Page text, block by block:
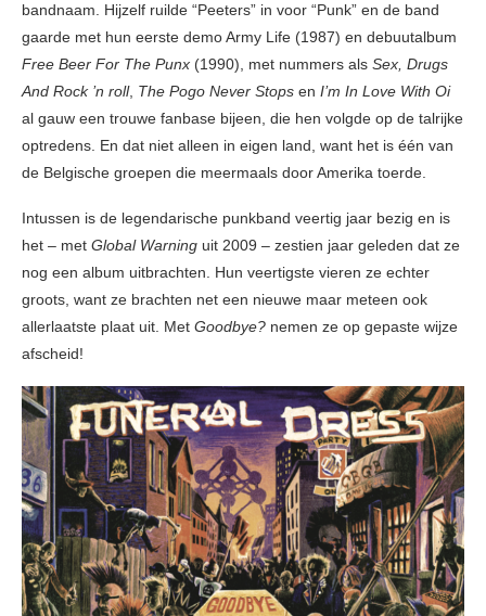
bandnaam. Hijzelf ruilde “Peeters” in voor “Punk” en de band
gaarde met hun eerste demo Army Life (1987) en debuutalbum
Free Beer For The Punx (1990), met nummers als Sex, Drugs
And Rock ’n roll, The Pogo Never Stops en I’m In Love With Oi
al gauw een trouwe fanbase bijeen, die hen volgde op de talrijke
optredens. En dat niet alleen in eigen land, want het is één van
de Belgische groepen die meermaals door Amerika toerde.
Intussen is de legendarische punkband veertig jaar bezig en is
het – met Global Warning uit 2009 – zestien jaar geleden dat ze
nog een album uitbrachten. Hun veertigste vieren ze echter
groots, want ze brachten net een nieuwe maar meteen ook
allerlaatste plaat uit. Met Goodbye? nemen ze op gepaste wijze
afscheid!